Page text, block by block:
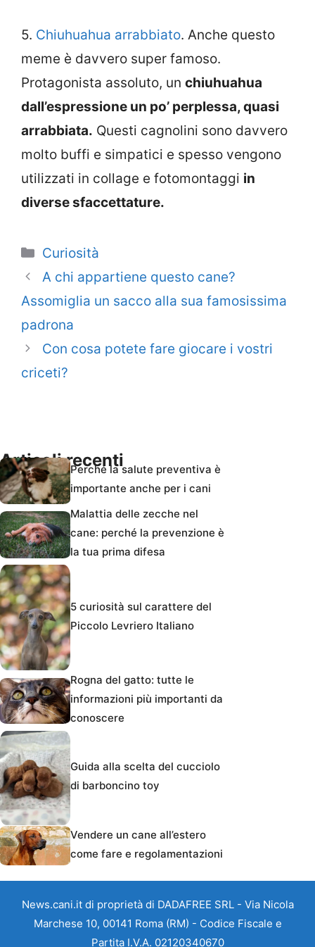
5. Chiuhuahua arrabbiato. Anche questo
meme è davvero super famoso.
Protagonista assoluto, un chiuhuahua
dall’espressione un po’ perplessa, quasi
arrabbiata. Questi cagnolini sono davvero
molto buffi e simpatici e spesso vengono
utilizzati in collage e fotomontaggi in
diverse sfaccettature.
Categorie
Curiosità
A chi appartiene questo cane?
Assomiglia un sacco alla sua famosissima
padrona
Con cosa potete fare giocare i vostri
criceti?
Articoli recentiPerché la salute preventiva è
importante anche per i cani
Malattia delle zecche nel
cane: perché la prevenzione è
la tua prima difesa
5 curiosità sul carattere del
Piccolo Levriero Italiano
Rogna del gatto: tutte le
informazioni più importanti da
conoscere
Guida alla scelta del cucciolo
di barboncino toy
Vendere un cane all’estero
come fare e regolamentazioni
News.cani.it di proprietà di DADAFREE SRL - Via Nicola
Marchese 10, 00141 Roma (RM) - Codice Fiscale e
Partita I.V.A. 02120340670